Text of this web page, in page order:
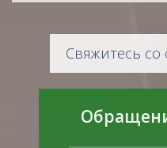
Свяжитесь со